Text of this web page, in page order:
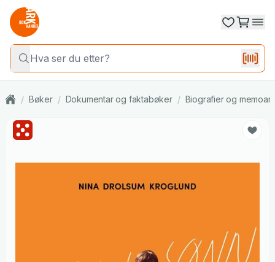
/ Bøker / Dokumentar og faktabøker / Biografier og